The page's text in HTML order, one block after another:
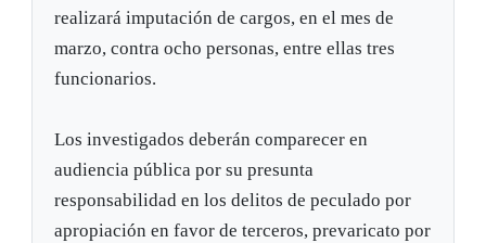
realizará imputación de cargos, en el mes de
marzo, contra ocho personas, entre ellas tres
funcionarios.
Los investigados deberán comparecer en
audiencia pública por su presunta
responsabilidad en los delitos de peculado por
apropiación en favor de terceros, prevaricato por